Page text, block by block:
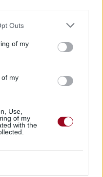
Outs
of my
of my
Use,
of my
with the